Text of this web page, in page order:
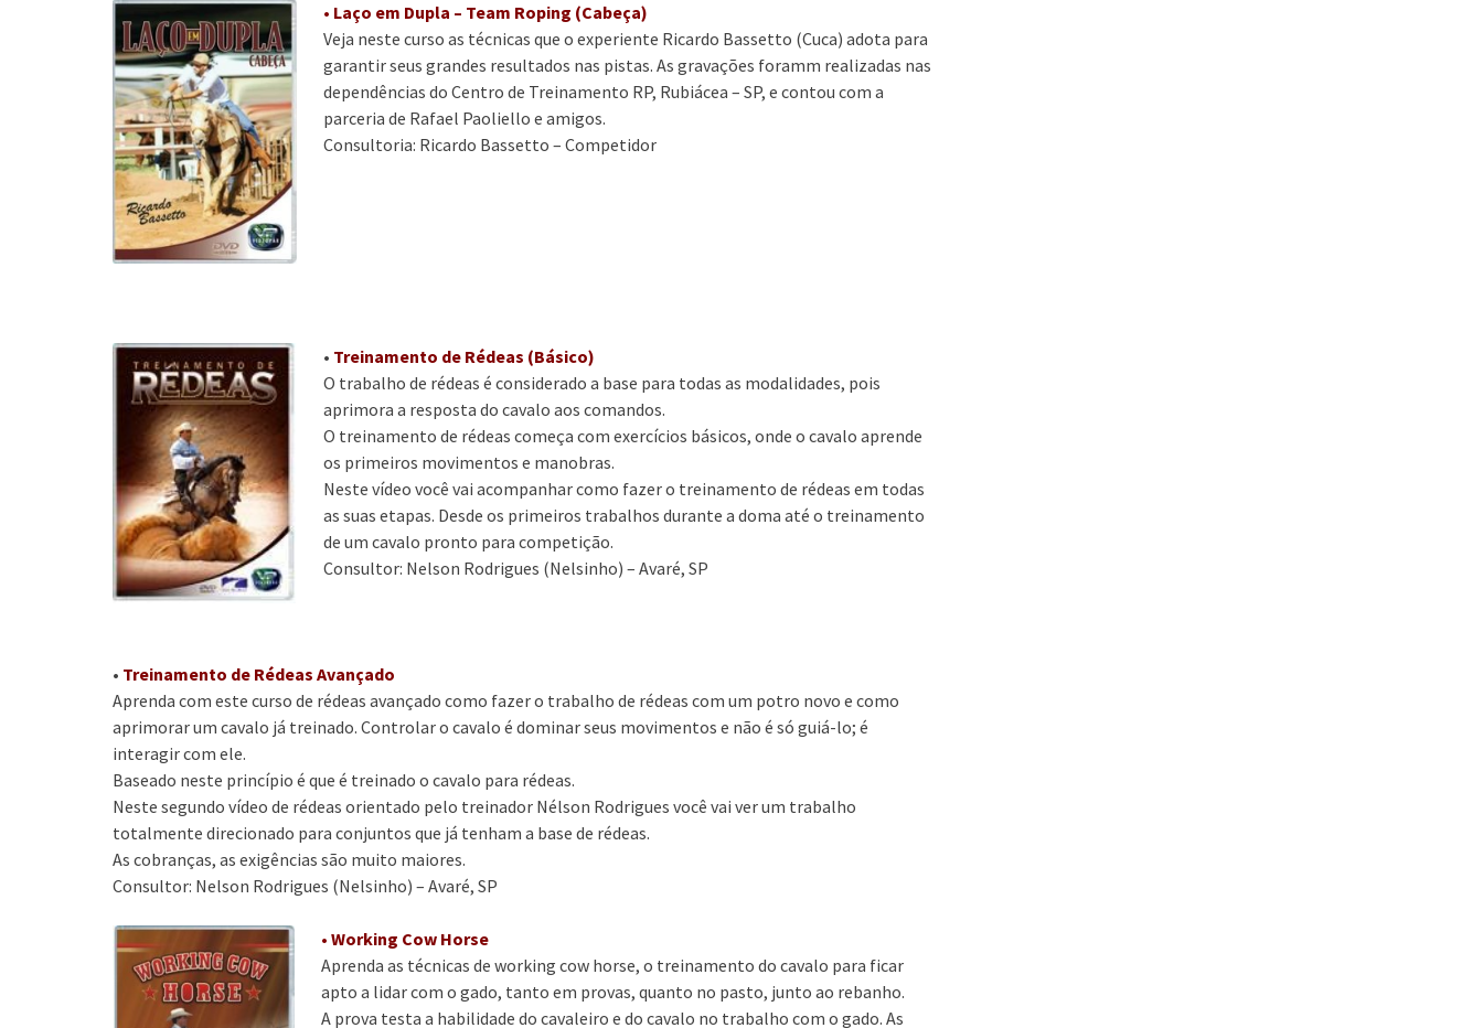
• Laço em Dupla – Team Roping (Cabeça)
Veja neste curso as técnicas que o experiente Ricardo Bassetto (Cuca) adota para
garantir seus grandes resultados nas pistas. As gravações foramm realizadas nas
dependências do Centro de Treinamento RP, Rubiácea – SP, e contou com a
parceria de Rafael Paoliello e amigos.
Consultoria: Ricardo Bassetto – Competidor
• Treinamento de Rédeas (Básico)
O trabalho de rédeas é considerado a base para todas as modalidades, pois
aprimora a resposta do cavalo aos comandos.
O treinamento de rédeas começa com exercícios básicos, onde o cavalo aprende
os primeiros movimentos e manobras.
Neste vídeo você vai acompanhar como fazer o treinamento de rédeas em todas
as suas etapas. Desde os primeiros trabalhos durante a doma até o treinamento
de um cavalo pronto para competição.
Consultor: Nelson Rodrigues (Nelsinho) – Avaré, SP
• Treinamento de Rédeas Avançado
Aprenda com este curso de rédeas avançado como fazer o trabalho de rédeas com um potro novo e como
aprimorar um cavalo já treinado. Controlar o cavalo é dominar seus movimentos e não é só guiá-lo; é
interagir com ele.
Baseado neste princípio é que é treinado o cavalo para rédeas.
Neste segundo vídeo de rédeas orientado pelo treinador Nélson Rodrigues você vai ver um trabalho
totalmente direcionado para conjuntos que já tenham a base de rédeas.
As cobranças, as exigências são muito maiores.
Consultor: Nelson Rodrigues (Nelsinho) – Avaré, SP
• Working Cow Horse
Aprenda as técnicas de working cow horse, o treinamento do cavalo para ficar
apto a lidar com o gado, tanto em provas, quanto no pasto, junto ao rebanho.
A prova testa a habilidade do cavaleiro e do cavalo no trabalho com o gado. As